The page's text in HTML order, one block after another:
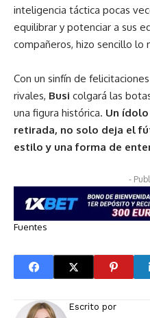
inteligencia táctica pocas
equilibrar y potenciar a sus
compañeros, hizo sencillo lo
Con un sinfín de
rivales, Busi colgará las
una figura histórica. Un
retirada, no solo deja el
estilo y una forma de
-
Fuentes
Escrito por